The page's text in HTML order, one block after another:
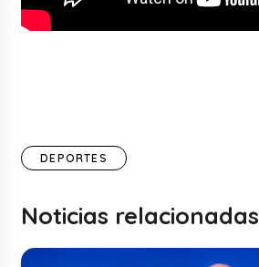
DEPORTES
Noticias relacionadas